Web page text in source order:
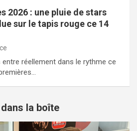
2026 : une pluie de stars
sur le tapis rouge ce 14
entre réellement dans le rythme ce
la boîte